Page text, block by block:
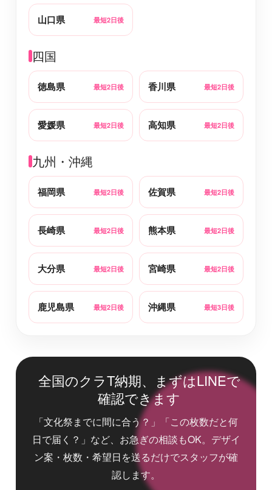
山口県 最短2日後
四国
徳島県 最短2日後 香川県 最短2日後
愛媛県 最短2日後 高知県 最短2日後
九州・沖縄
福岡県 最短2日後 佐賀県 最短2日後
長崎県 最短2日後 熊本県 最短2日後
大分県 最短2日後 宮崎県 最短2日後
鹿児島県 最短2日後 沖縄県 最短3日後
全国のクラT納期、まずはLINEで
確認できます
「文化祭までに間に合う？」「この枚数だと何
日で届く？」など、お急ぎの相談もOK。デザイ
ン案・枚数・希望日を送るだけでスタッフが確
認します。